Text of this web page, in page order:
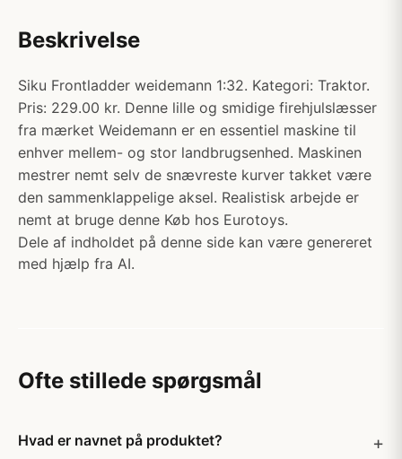
Beskrivelse
Siku Frontladder weidemann 1:32. Kategori: Traktor.
Pris: 229.00 kr. Denne lille og smidige firehjulslæsser
fra mærket Weidemann er en essentiel maskine til
enhver mellem- og stor landbrugsenhed. Maskinen
mestrer nemt selv de snævreste kurver takket være
den sammenklappelige aksel. Realistisk arbejde er
nemt at bruge denne Køb hos Eurotoys.
Dele af indholdet på denne side kan være genereret
med hjælp fra AI.
Ofte stillede spørgsmål
Hvad er navnet på produktet?